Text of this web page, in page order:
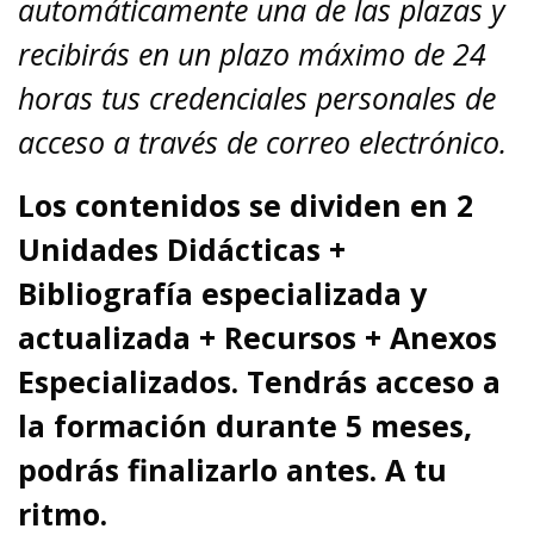
automáticamente una de las plazas y
recibirás en un plazo máximo de 24
horas tus credenciales personales de
acceso a través de correo electrónico.
Los contenidos se dividen en 2
Unidades Didácticas +
Bibliografía especializada y
actualizada + Recursos + Anexos
Especializados. Tendrás acceso a
la formación durante 5 meses,
podrás finalizarlo antes. A tu
ritmo.